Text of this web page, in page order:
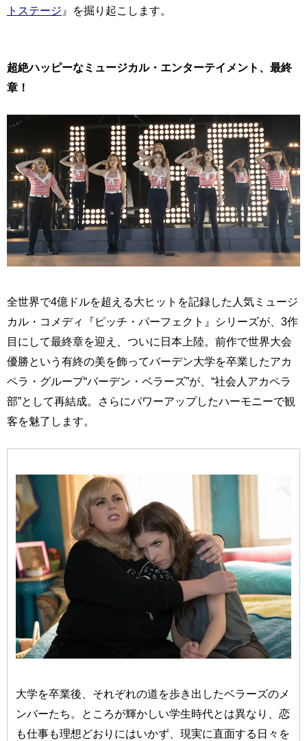
トステージ 』を掘り起こします。
超絶ハッピーなミュージカル・エンターテイメント、最終
章！
全世界で4億ドルを超える大ヒットを記録した人気ミュージ
カル・コメディ『ピッチ・パーフェクト』シリーズが、3作
目にして最終章を迎え、ついに日本上陸。前作で世界大会
優勝という有終の美を飾ってバーデン大学を卒業したアカ
ペラ・グループ“バーデン・ベラーズ”が、“社会人アカペラ
部”として再結成。さらにパワーアップしたハーモニーで観
客を魅了します。
大学を卒業後、それぞれの道を歩き出したベラーズのメ
ンバーたち。ところが輝かしい学生時代とは異なり、恋
も仕事も理想どおりにはいかず、現実に直面する日々を